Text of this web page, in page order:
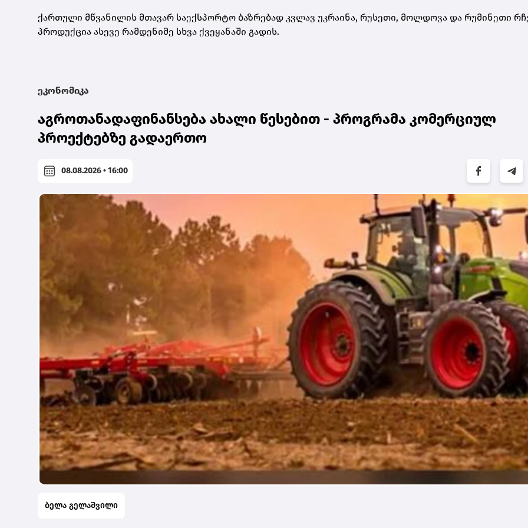
ქართული მწვანილის მთავარ საექსპორტო ბაზრებად კვლავ უკრაინა, რუსეთი, მოლდოვა და რუმინეთი
პროდუქცია ასევე რამდენიმე სხვა ქვეყანაში გადის.
ეკონომიკა
აგროთანადაფინანსება ახალი წესებით - პროგრამა კომერციულ
პროექტებზე გადაერთო
08.08.2026 • 16:00
ბელა გელაშვილი